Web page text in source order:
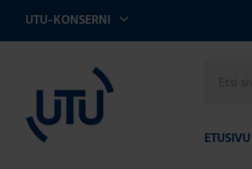
UTU-KONSERNI
ETUSIVU